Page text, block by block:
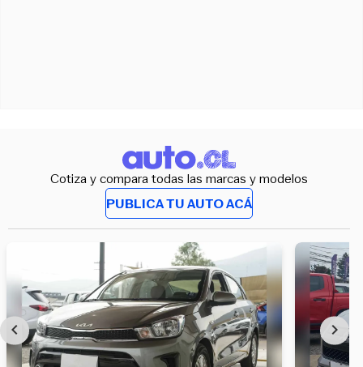
Cotiza y compara todas las marcas y modelos
PUBLICA TU AUTO ACÁ